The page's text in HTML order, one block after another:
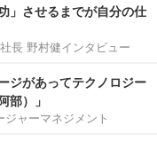
」させるまでが自分の仕
長 野村健インタビュー
ジがあってテクノロジー
部）」
ャーマネジメント